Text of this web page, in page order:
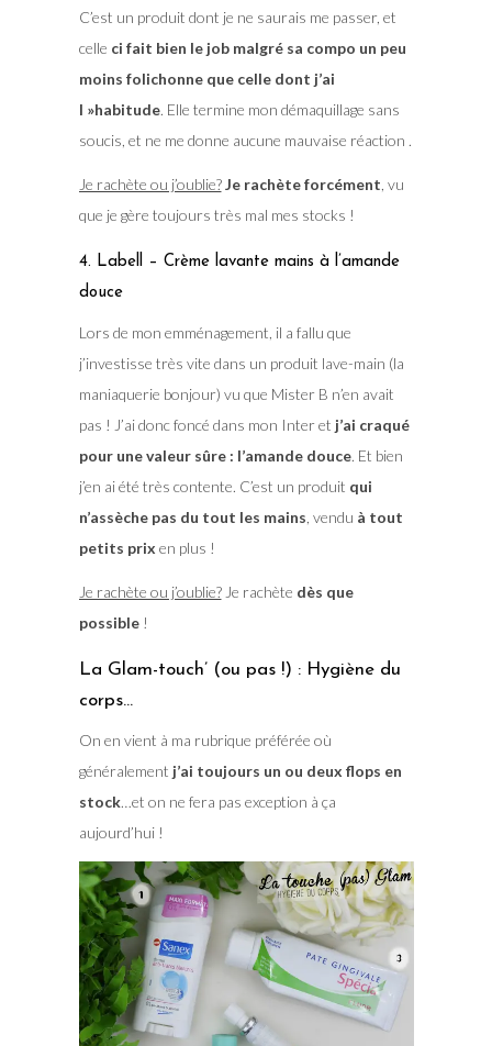
C’est un produit dont je ne saurais me passer, et
celle ci fait bien le job malgré sa compo un peu
moins folichonne que celle dont j’ai
l »habitude. Elle termine mon démaquillage sans
soucis, et ne me donne aucune mauvaise réaction .
Je rachète ou j’oublie? Je rachète forcément, vu
que je gère toujours très mal mes stocks !
4. Labell – Crème lavante mains à l’amande
douce
Lors de mon emménagement, il a fallu que
j’investisse très vite dans un produit lave-main (la
maniaquerie bonjour) vu que Mister B n’en avait
pas ! J’ai donc foncé dans mon Inter et j’ai craqué
pour une valeur sûre : l’amande douce. Et bien
j’en ai été très contente. C’est un produit qui
n’assèche pas du tout les mains, vendu à tout
petits prix en plus !
Je rachète ou j’oublie?Je rachète dès que
possible!
La Glam-touch’ (ou pas !) : Hygiène du
corps…
On en vient à ma rubrique préférée où
généralement j’ai toujours un ou deux flops en
stock…et on ne fera pas exception à ça
aujourd’hui !